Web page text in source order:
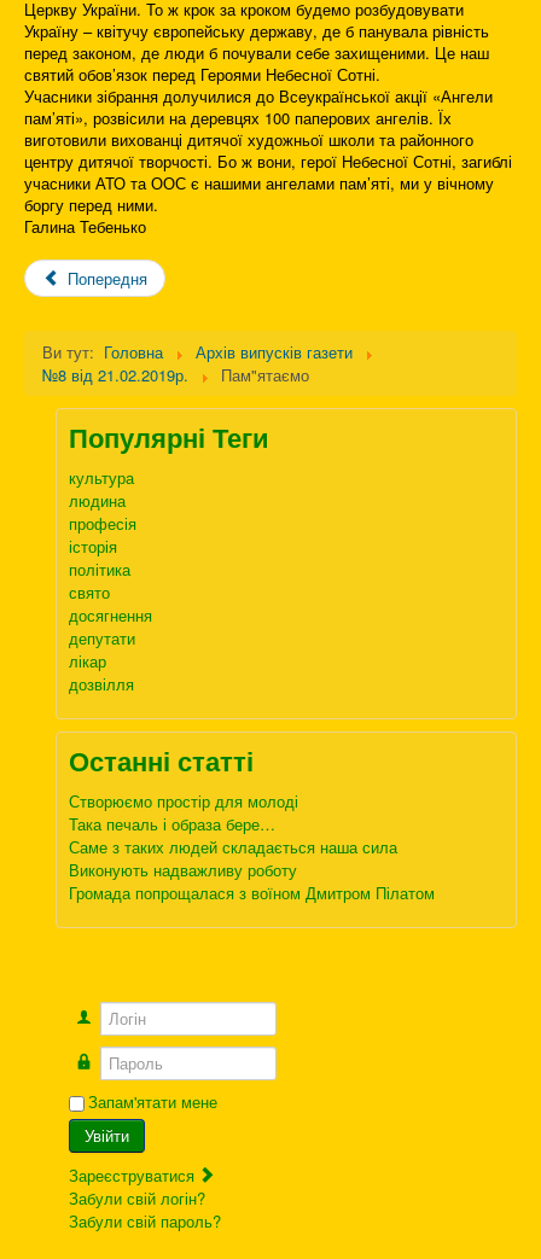
Церкву України. То ж крок за кроком будемо розбудовувати
Україну – квітучу європейську державу, де б панувала рівність
перед законом, де люди б почували себе захищеними. Це наш
святий обов’язок перед Героями Небесної Сотні.
Учасники зібрання долучилися до Всеукраїнської акції «Ангели
пам’яті», розвісили на деревцях 100 паперових ангелів. Їх
виготовили вихованці дитячої художньої школи та районного
центру дитячої творчості. Бо ж вони, герої Небесної Сотні, загиблі
учасники АТО та ООС є нашими ангелами пам’яті, ми у вічному
боргу перед ними.
Галина Тебенько
Попередня
Ви тут: Головна
Архів випусків газети
№8 від 21.02.2019р.
Пам"ятаємо
Популярні Теги
культура
людина
професія
історія
політика
свято
досягнення
депутати
лікар
дозвілля
Останні статті
Створюємо простір для молоді
Така печаль і образа бере…
Саме з таких людей складається наша сила
Виконують надважливу роботу
Громада попрощалася з воїном Дмитром Пілатом
Логін
Пароль
Запам'ятати мене
Увійти
Зареєструватися
Забули свій логін?
Забули свій пароль?